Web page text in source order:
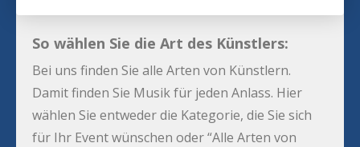
So wählen Sie die Art des Künstlers:
Bei uns finden Sie alle Arten von Künstlern.
Damit finden Sie Musik für jeden Anlass. Hier
wählen Sie entweder die Kategorie, die Sie sich
für Ihr Event wünschen oder “Alle Arten von